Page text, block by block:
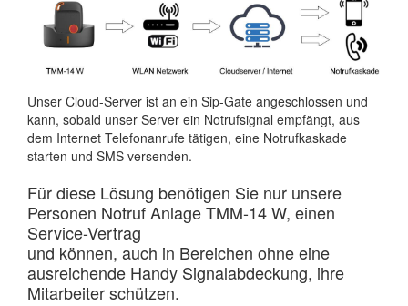
Unser Cloud-Server ist an ein Sip-Gate angeschlossen und
kann, sobald unser Server ein Notrufsignal empfängt, aus
dem Internet Telefonanrufe tätigen, eine Notrufkaskade
starten und SMS versenden.
Für diese Lösung benötigen Sie nur unsere
Personen Notruf Anlage TMM-14 W, einen
Service-Vertrag
und können, auch in Bereichen ohne eine
ausreichende Handy Signalabdeckung, ihre
Mitarbeiter schützen.